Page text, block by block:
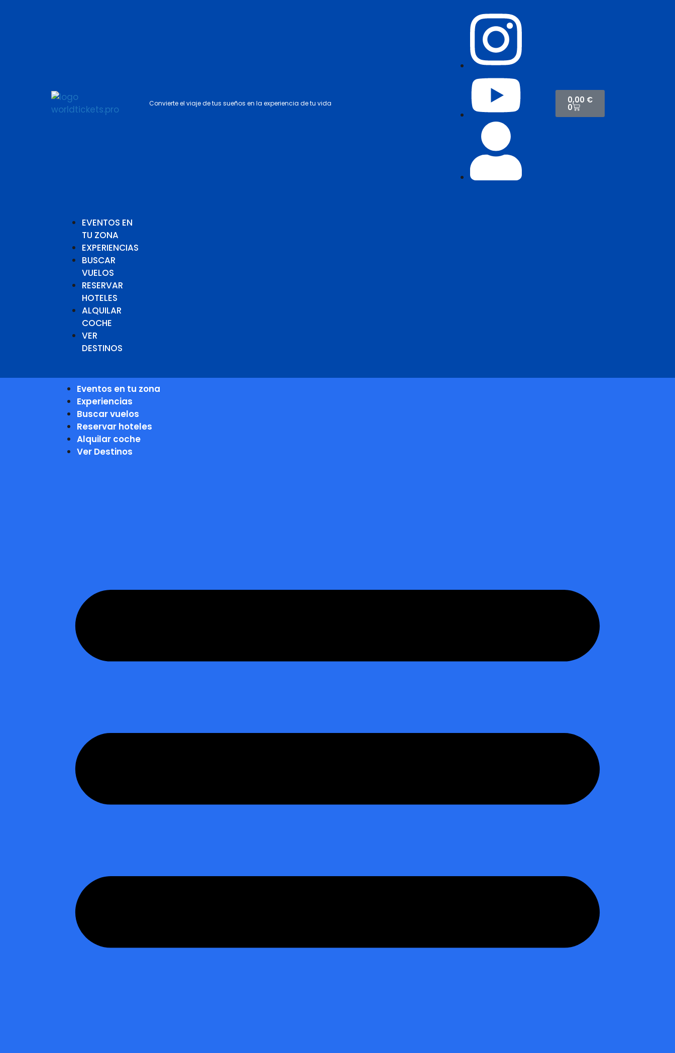
Convierte el viaje de tus sueños en la experiencia de tu vida 0,00 €
0
EVENTOS EN
TU ZONA
EXPERIENCIAS
BUSCAR
VUELOS
RESERVAR
HOTELES
ALQUILAR
COCHE
VER
DESTINOS
Eventos en tu zona
Experiencias
Buscar vuelos
Reservar hoteles
Alquilar coche
Ver Destinos